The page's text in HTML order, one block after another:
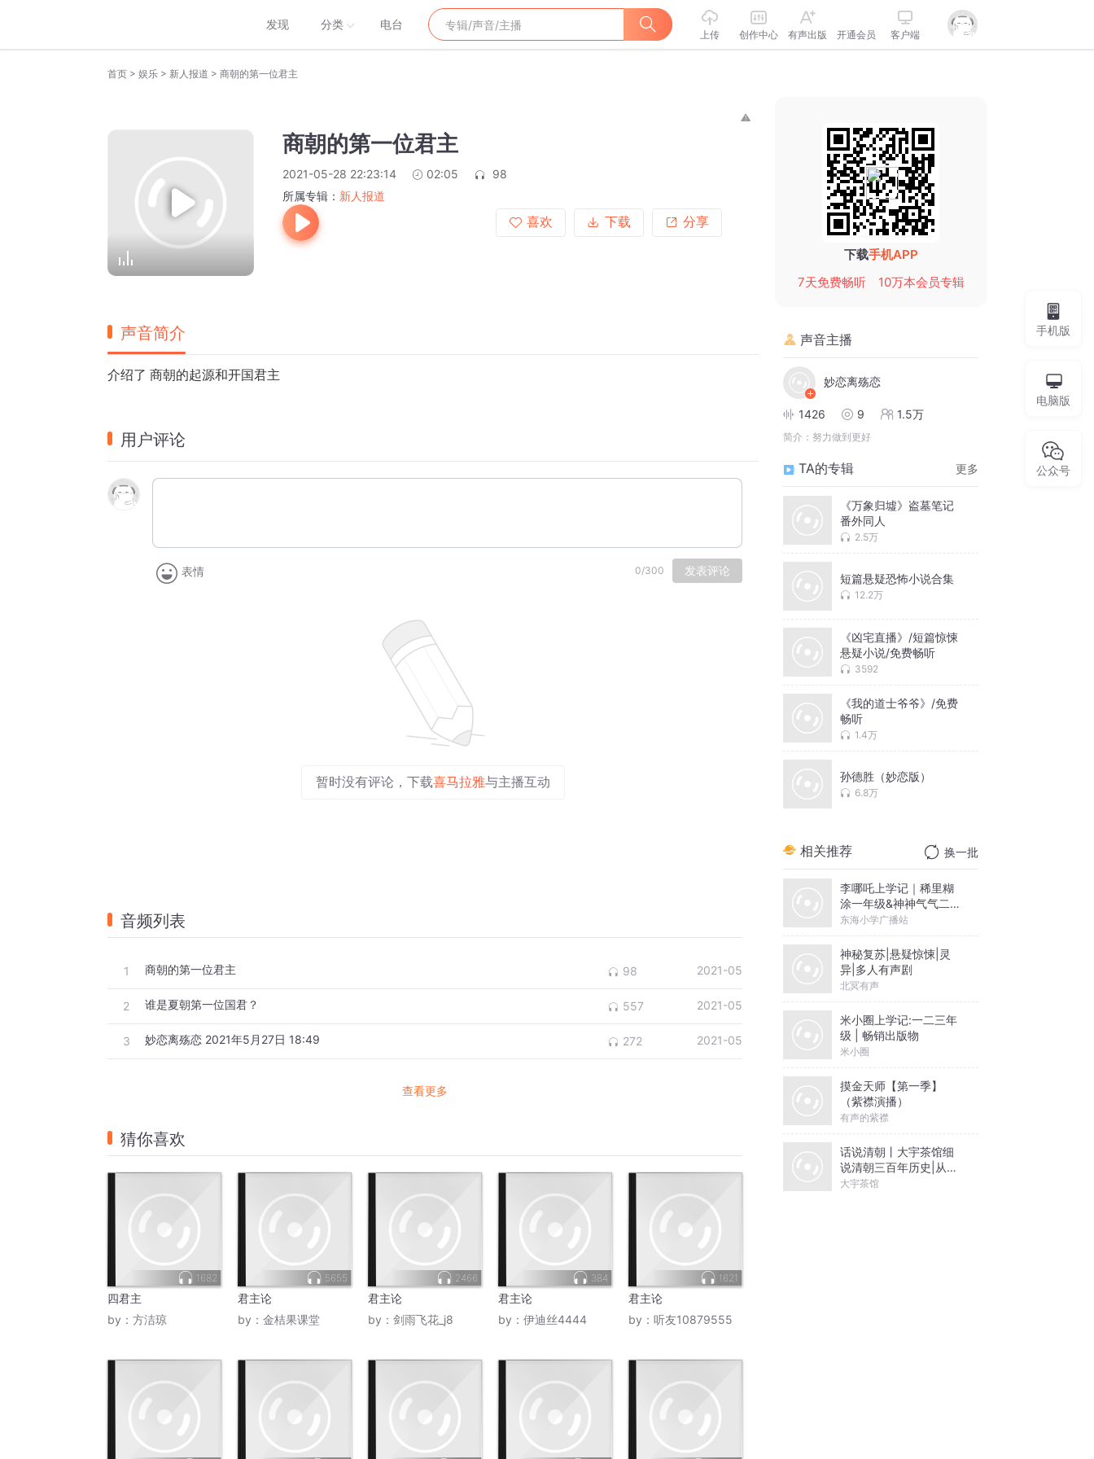
发现 分类 电台
上传 创作中心 有声出版 开通会员 客户端
首页 > 娱乐 > 新人报道 > 商朝的第一位君主
商朝的第一位君主
2021-05-28 22:23:14 02:05
98
所属专辑： 新人报道
喜欢
下载 分享
声音简介
介绍了 商朝的起源和开国君主
用户评论
表情 0/300 发表评论
暂时没有评论，下载喜马拉雅与主播互动
音频列表
1 商朝的第一位君主 98 2021-05
2 谁是夏朝第一位国君？ 557 2021-05
3 妙恋离殇恋 2021年5月27日 18:49 272 2021-05
查看更多
猜你喜欢
1682
四君主
by： 方洁琼
5655
君主论
by： 金桔果课堂
2466
君主论
by： 剑雨飞花_j8
384
君主论
by： 伊迪丝4444
1621
君主论
by： 听友10879555
下载手机APP
7天免费畅听
10万本会员专辑
声音主播
妙恋离殇恋
1426 9 1.5万
简介： 努力做到更好
TA的专辑 更多
《万象归墟》盗墓笔记
番外同人
2.5万
短篇悬疑恐怖小说合集
12.2万
《凶宅直播》/短篇惊悚
悬疑小说/免费畅听
3592
《我的道士爷爷》/免费
畅听
1.4万
孙德胜（妙恋版）
6.8万
相关推荐 换一批
李哪吒上学记｜稀里糊
涂一年级&神神气气二年
级
东海小学广播站
神秘复苏|悬疑惊悚|灵
异|多人有声剧
北冥有声
米小圈上学记:一二三年
级 | 畅销出版物
米小圈
摸金天师【第一季】
（紫襟演播）
有声的紫襟
话说清朝丨大宇茶馆细
说清朝三百年历史|从努
尔哈赤到末代皇帝溥仪|
大宇茶馆
手机版
电脑版
公众号